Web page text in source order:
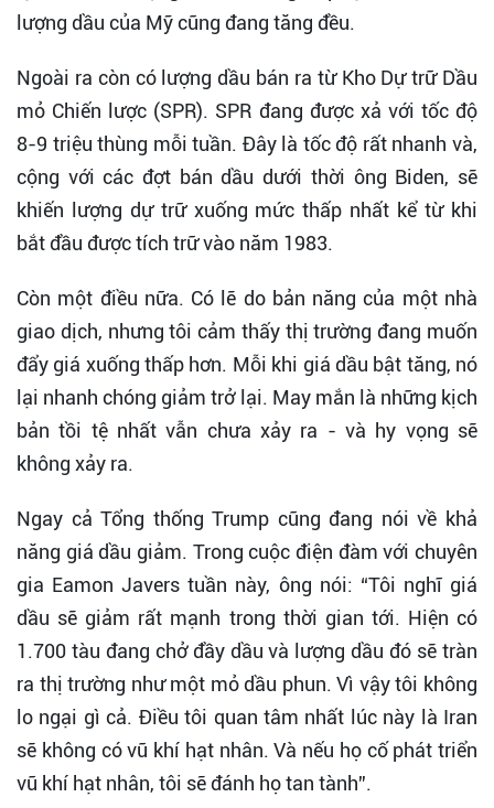
lượng dầu của Mỹ cũng đang tăng đều.
Ngoài ra còn có lượng dầu bán ra từ Kho Dự trữ Dầu
mỏ Chiến lược (SPR). SPR đang được xả với tốc độ
8-9 triệu thùng mỗi tuần. Đây là tốc độ rất nhanh và,
cộng với các đợt bán dầu dưới thời ông Biden, sẽ
khiến lượng dự trữ xuống mức thấp nhất kể từ khi
bắt đầu được tích trữ vào năm 1983.
Còn một điều nữa. Có lẽ do bản năng của một nhà
giao dịch, nhưng tôi cảm thấy thị trường đang muốn
đẩy giá xuống thấp hơn. Mỗi khi giá dầu bật tăng, nó
lại nhanh chóng giảm trở lại. May mắn là những kịch
bản tồi tệ nhất vẫn chưa xảy ra - và hy vọng sẽ
không xảy ra.
Ngay cả Tổng thống Trump cũng đang nói về khả
năng giá dầu giảm. Trong cuộc điện đàm với chuyên
gia Eamon Javers tuần này, ông nói: “Tôi nghĩ giá
dầu sẽ giảm rất mạnh trong thời gian tới. Hiện có
1.700 tàu đang chở đầy dầu và lượng dầu đó sẽ tràn
ra thị trường như một mỏ dầu phun. Vì vậy tôi không
lo ngại gì cả. Điều tôi quan tâm nhất lúc này là Iran
sẽ không có vũ khí hạt nhân. Và nếu họ cố phát triển
vũ khí hạt nhân, tôi sẽ đánh họ tan tành”.